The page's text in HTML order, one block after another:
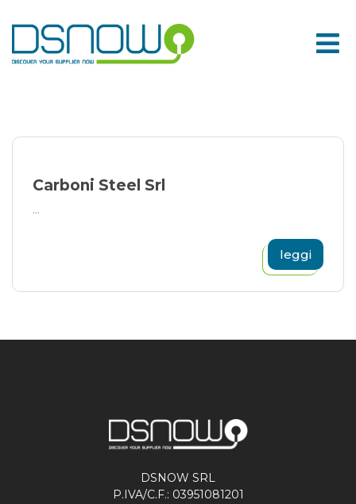
to
content
Carboni Steel Srl
...
leggi
DSNOW SRL
P.IVA/C.F.: 03951081201